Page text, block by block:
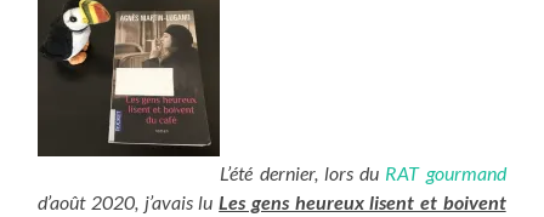
L’été dernier, lors du RAT gourmand
d’août 2020, j’avais lu Les gens heureux lisent et boivent